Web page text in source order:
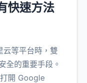
快速方法
等平台時，雙
全的重要手段。
開 Google